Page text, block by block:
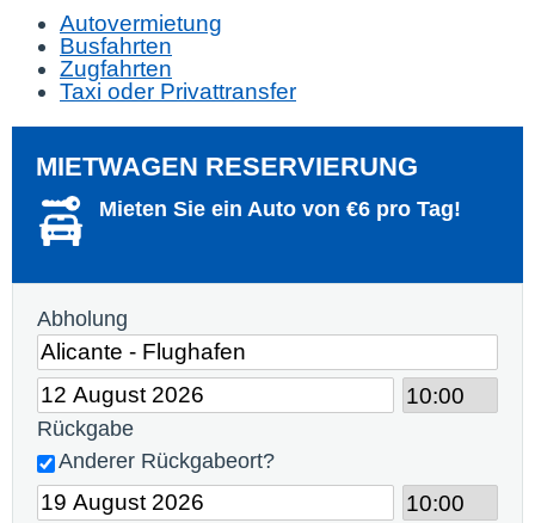
Autovermietung
Busfahrten
Zugfahrten
Taxi oder Privattransfer
MIETWAGEN RESERVIERUNG
Mieten Sie ein Auto von €6 pro Tag!
Abholung
Rückgabe
Anderer Rückgabeort?